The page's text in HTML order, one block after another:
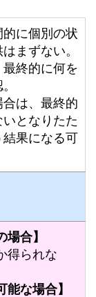
に個別の状
まずない。
終的に何を
は、最終的
となりたた
果になる可
場合】
得られな
能な場合】